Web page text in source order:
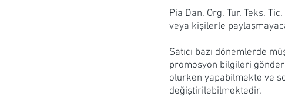
Pia Dan. Org. Tur. Teks.
veya kişilerle
Satıcı bazı dönemlerde
promosyon bilgileri
olurken yapabilmekte ve
değiştirilebilmektedir.